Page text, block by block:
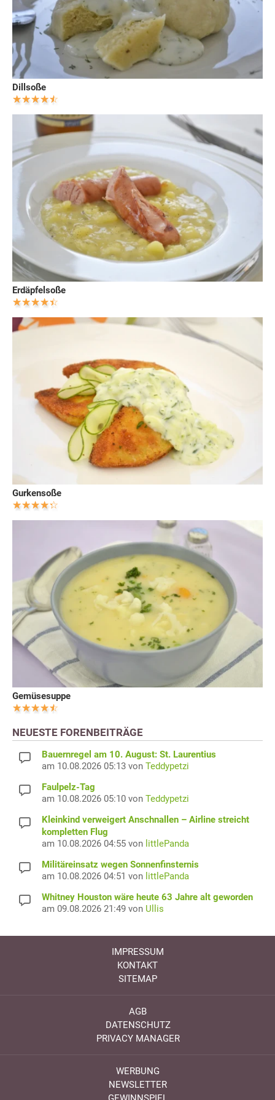
Dillsoße
Erdäpfelsoße
Gurkensoße
Gemüsesuppe
NEUESTE FORENBEITRÄGE
Bauernregel am 10. August: St. Laurentius
am 10.08.2026 05:13 von Teddypetzi
Faulpelz-Tag
am 10.08.2026 05:10 von Teddypetzi
Kleinkind verweigert Anschnallen – Airline streicht
kompletten Flug
am 10.08.2026 04:55 von littlePanda
Militäreinsatz wegen Sonnenfinsternis
am 10.08.2026 04:51 von littlePanda
Whitney Houston wäre heute 63 Jahre alt geworden
am 09.08.2026 21:49 von Ullis
IMPRESSUM
KONTAKT
SITEMAP
AGB
DATENSCHUTZ
PRIVACY MANAGER
WERBUNG
NEWSLETTER